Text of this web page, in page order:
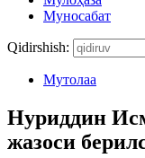
Муносабат
Qidirshish:
Мутолаа
Нуриддин
жазоси